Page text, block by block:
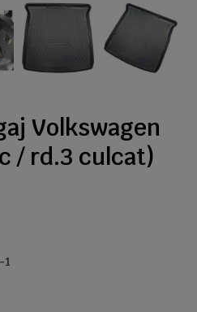
Volkswagen
/ rd.3 culcat)
1